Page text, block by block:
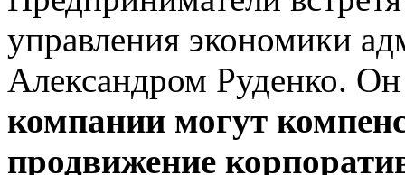
управления экономики
Александром Руденко.
компании могут
продвижение